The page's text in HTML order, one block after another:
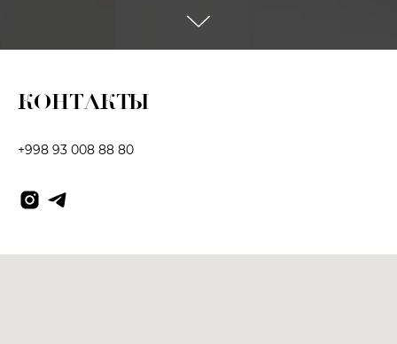
КОНТАКТЫ
+998 93 008 88 80